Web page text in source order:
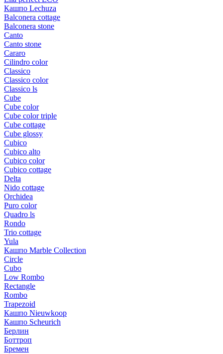
Кашпо Lechuza
Balconera cottage
Balconera stone
Canto
Canto stone
Cararo
Cilindro color
Classico
Classico color
Classico ls
Cube
Cube color
Cube color triple
Cube cottage
Cube glossy
Cubico
Cubico alto
Cubico color
Cubico cottage
Delta
Nido cottage
Orchidea
Puro color
Quadro ls
Rondo
Trio cottage
Yula
Кашпо Marble Collection
Circle
Cubo
Low Rombo
Rectangle
Rombo
Trapezoid
Кашпо Nieuwkoop
Кашпо Scheurich
Берлин
Боттроп
Бремен